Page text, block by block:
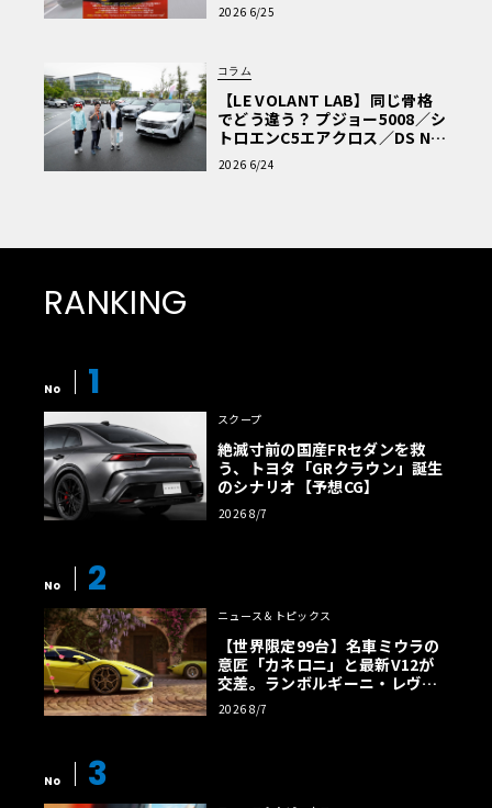
2026 6/25
コラム
【LE VOLANT LAB】同じ骨格
でどう違う？ プジョー5008／シ
トロエンC5エアクロス／DS Nº4
読者一気乗りレポート
2026 6/24
RANKING
No 1
スクープ
絶滅寸前の国産FRセダンを救
う、トヨタ「GRクラウン」誕生
のシナリオ【予想CG】
2026 8/7
No 2
ニュース＆トピックス
【世界限定99台】名車ミウラの
意匠「カネロニ」と最新V12が
交差。ランボルギーニ・レヴエ
ルトに60周年記念車が登場
2026 8/7
No 3